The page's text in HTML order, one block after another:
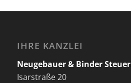
IHRE KANZLEI
Neugebauer & Binder
Isarstraße 20